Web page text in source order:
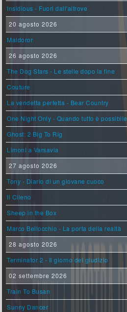
Insidious - Fuori dall'altrove
20 agosto 2026
Maldoror
26 agosto 2026
The Dog Stars - Le stelle dopo la fine
Couture
La vendetta perfetta - Bear Country
One Night Only - Quando tutto è possibile
Ghost: 2 Big To Rig
Limoni a Varsavia
27 agosto 2026
Tony - Diario di un giovane cuoco
Il Cileno
Sheep in the Box
Marco Bellocchio - La porta della realtà
28 agosto 2026
Terminator 2 - Il giorno del giudizio
02 settembre 2026
Train To Busan
Sunny Dancer